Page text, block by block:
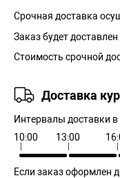
Срочная доставка
Заказ будет
Стоимость срочной
Доставка
Интервалы доставки
10:00
13:00
Если заказ оформлен